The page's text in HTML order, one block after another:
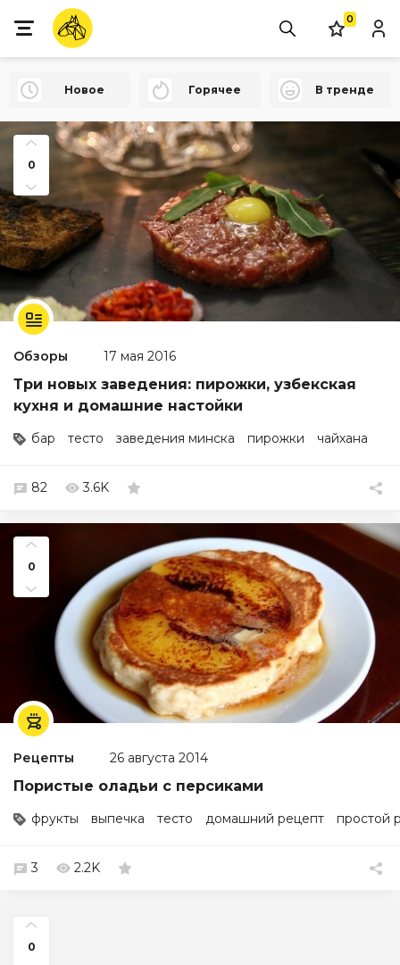
0
Новое Горячее В тренде
0
Обзоры 17 мая 2016
Три новых заведения: пирожки, узбекская
кухня и домашние настойки
бар тесто заведения минска пирожки чайхана
82 3.6K
0
Рецепты 26 августа 2014
Пористые оладьи с персиками
фрукты выпечка тесто домашний рецепт простой
3 2.2K
0